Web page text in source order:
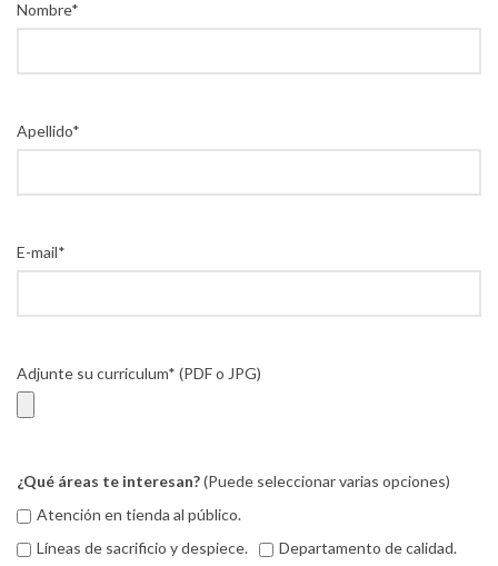
Nombre*
Apellido*
E-mail*
Adjunte su curriculum* (PDF o JPG)
¿Qué áreas te interesan?(Puede seleccionar varias opciones)
Atención en tienda al público.
Líneas de sacrificio y despiece.
Departamento de calidad.